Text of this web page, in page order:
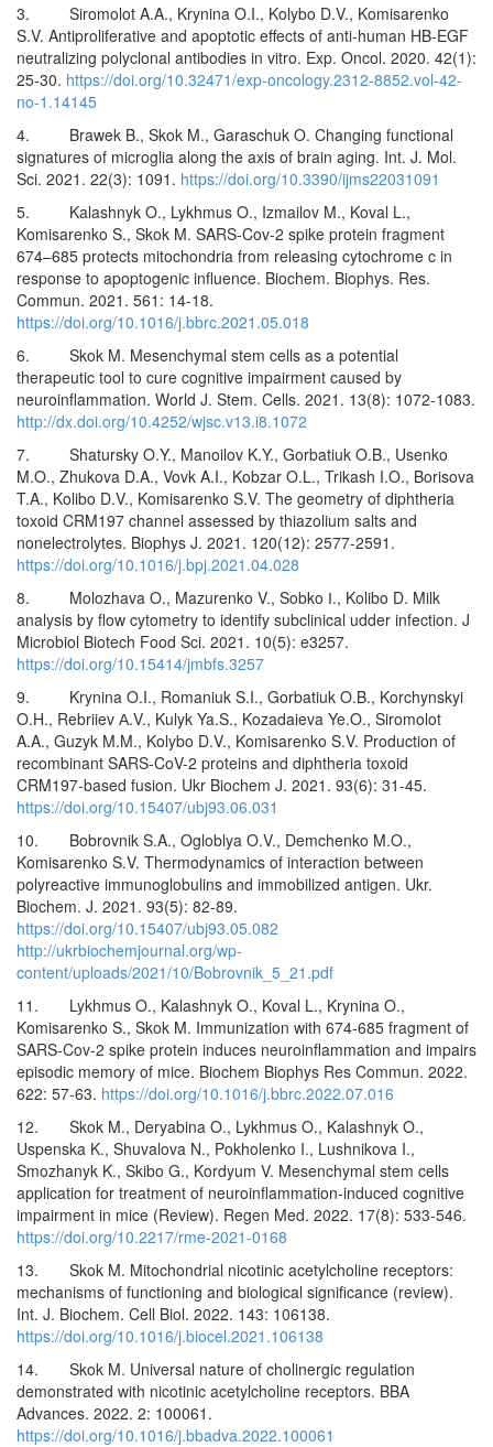
3. Siromolot A.A., Krynina O.I., Kolybo D.V., Komisarenko
S.V. Antiproliferative and apoptotic effects of anti-human HB-EGF
neutralizing polyclonal antibodies in vitro. Exp. Oncol. 2020. 42(1):
25-30. https://doi.org/10.32471/exp-oncology.2312-8852.vol-42-
no-1.14145
4. Brawek B., Skok M., Garaschuk O. Changing functional
signatures of microglia along the axis of brain aging. Int. J. Mol.
Sci. 2021. 22(3): 1091. https://doi.org/10.3390/ijms22031091
5. Kalashnyk O., Lykhmus O., Izmailov M., Koval L.,
Komisarenko S., Skok M. SARS-Cov-2 spike protein fragment
674–685 protects mitochondria from releasing cytochrome c in
response to apoptogenic influence. Biochem. Biophys. Res.
Commun. 2021. 561: 14-18.
https://doi.org/10.1016/j.bbrc.2021.05.018
6. Skok M. Mesenchymal stem cells as a potential
therapeutic tool to cure cognitive impairment caused by
neuroinflammation. World J. Stem. Cells. 2021. 13(8): 1072-1083.
http://dx.doi.org/10.4252/wjsc.v13.i8.1072
7. Shatursky O.Y., Manoilov K.Y., Gorbatiuk O.B., Usenko
M.O., Zhukova D.A., Vovk A.I., Kobzar O.L., Trikash I.O., Borisova
T.A., Kolibo D.V., Komisarenko S.V. The geometry of diphtheria
toxoid CRM197 channel assessed by thiazolium salts and
nonelectrolytes. Biophys J. 2021. 120(12): 2577-2591.
https://doi.org/10.1016/j.bpj.2021.04.028
8. Molozhava O., Mazurenko V., Sobko І., Kolibo D. Milk
analysis by flow cytometry to identify subclinical udder infection. J
Microbiol Biotech Food Sci. 2021. 10(5): e3257.
https://doi.org/10.15414/jmbfs.3257
9. Krynina O.I., Romaniuk S.I., Gorbatiuk O.B., Korchynskyi
O.H., Rebriiev А.V., Kulyk Ya.S., Kozadaieva Ye.O., Siromolot
A.A., Guzyk M.M., Kolybo D.V., Komisarenko S.V. Production of
recombinant SARS-CoV-2 proteins and diphtheria toxoid
CRM197-based fusion. Ukr Biochem J. 2021. 93(6): 31-45.
https://doi.org/10.15407/ubj93.06.031
10. Bobrovnik S.A., Ogloblya O.V., Demchenko M.O.,
Komisarenko S.V. Thermodynamics of interaction between
polyreactive immunoglobulins and immobilized antigen. Ukr.
Biochem. J. 2021. 93(5): 82-89.
https://doi.org/10.15407/ubj93.05.082
http://ukrbiochemjournal.org/wp-
content/uploads/2021/10/Bobrovnik_5_21.pdf
11. Lykhmus O., Kalashnyk O., Koval L., Krynina O.,
Komisarenko S., Skok M. Immunization with 674-685 fragment of
SARS-Cov-2 spike protein induces neuroinflammation and impairs
episodic memory of mice. Biochem Biophys Res Commun. 2022.
622: 57-63. https://doi.org/10.1016/j.bbrc.2022.07.016
12. Skok M., Deryabina O., Lykhmus O., Kalashnyk O.,
Uspenska K., Shuvalova N., Pokholenko I., Lushnikova I.,
Smozhanyk K., Skibo G., Kordyum V. Mesenchymal stem cells
application for treatment of neuroinflammation-induced cognitive
impairment in mice (Review). Regen Med. 2022. 17(8): 533-546.
https://doi.org/10.2217/rme-2021-0168
13. Skok M. Mitochondrial nicotinic acetylcholine receptors:
mechanisms of functioning and biological significance (review).
Int. J. Biochem. Cell Biol. 2022. 143: 106138.
https://doi.org/10.1016/j.biocel.2021.106138
14. Skok M. Universal nature of cholinergic regulation
demonstrated with nicotinic acetylcholine receptors. BBA
Advances. 2022. 2: 100061.
https://doi.org/10.1016/j.bbadva.2022.100061